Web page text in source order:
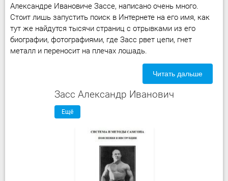
Александре Ивановиче Зассе, написано очень много.
Стоит лишь запустить поиск в Интернете на его имя, как
тут же найдутся тысячи страниц с отрывками из его
биографии, фотографиями, где Засс рвет цепи, гнет
металл и переносит на плечах лошадь.
Читать дальше
Засс Александр Иванович
Ещё